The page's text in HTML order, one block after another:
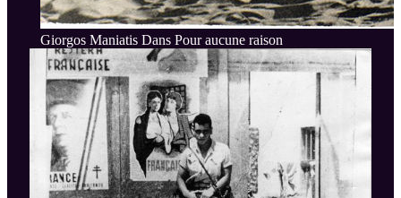
Giorgos Maniatis Dans Pour aucune raison